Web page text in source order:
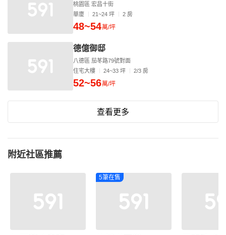
桃園區 宏昌十街
華廈
21~24 坪 2 房
48~54萬/坪
德億御邸
八德區 茄苳路79號對面
住宅大樓
24~33 坪 2/3 房
52~56萬/坪
查看更多
附近社區推薦
5筆在售